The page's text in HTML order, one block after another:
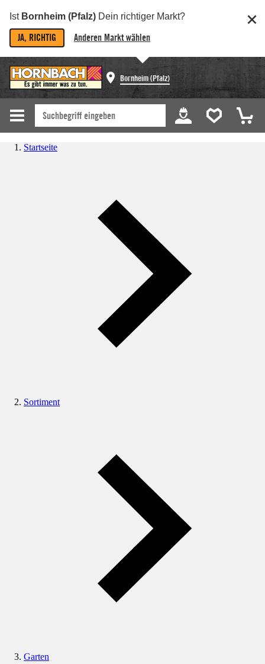
Ist Bornheim (Pfalz) Dein richtiger Markt?
JA, RICHTIG Anderen Markt wählen
Bornheim (Pfalz)
Startseite
Sortiment
Garten